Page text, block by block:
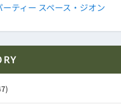
ーティー スペース・ジオン